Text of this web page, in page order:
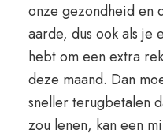
onze gezondheid en
aarde, dus ook als je
hebt om een extra
deze maand. Dan
sneller terugbetalen
zou lenen, kan een